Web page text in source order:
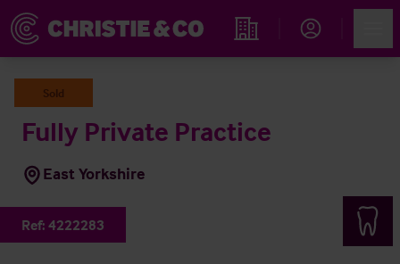
Immobiliensuche
Sold
Fully Private Practice
East Yorkshire
Ref: 4222283